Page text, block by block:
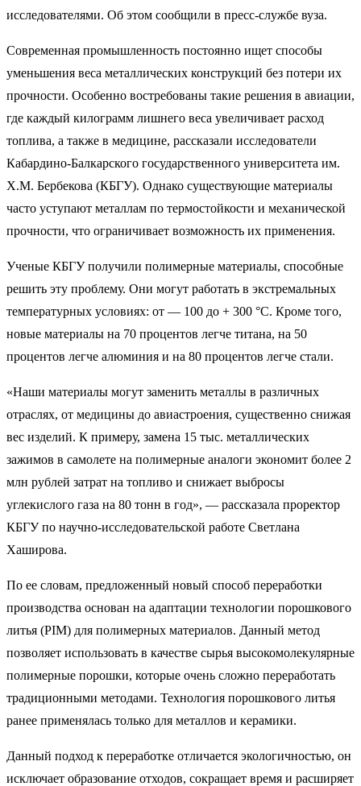
исследователями. Об этом сообщили в пресс-службе вуза.
Современная промышленность постоянно ищет способы
уменьшения веса металлических конструкций без потери их
прочности. Особенно востребованы такие решения в авиации,
где каждый килограмм лишнего веса увеличивает расход
топлива, а также в медицине, рассказали исследователи
Кабардино-Балкарского государственного университета им.
Х.М. Бербекова (КБГУ). Однако существующие материалы
часто уступают металлам по термостойкости и механической
прочности, что ограничивает возможность их применения.
Ученые КБГУ получили полимерные материалы, способные
решить эту проблему. Они могут работать в экстремальных
температурных условиях: от — 100 до + 300 °C. Кроме того,
новые материалы на 70 процентов легче титана, на 50
процентов легче алюминия и на 80 процентов легче стали.
«Наши материалы могут заменить металлы в различных
отраслях, от медицины до авиастроения, существенно снижая
вес изделий. К примеру, замена 15 тыс. металлических
зажимов в самолете на полимерные аналоги экономит более 2
млн рублей затрат на топливо и снижает выбросы
углекислого газа на 80 тонн в год», — рассказала проректор
КБГУ по научно-исследовательской работе Светлана
Хаширова.
По ее словам, предложенный новый способ переработки
производства основан на адаптации технологии порошкового
литья (PIM) для полимерных материалов. Данный метод
позволяет использовать в качестве сырья высокомолекулярные
полимерные порошки, которые очень сложно переработать
традиционными методами. Технология порошкового литья
ранее применялась только для металлов и керамики.
Данный подход к переработке отличается экологичностью, он
исключает образование отходов, сокращает время и расширяет